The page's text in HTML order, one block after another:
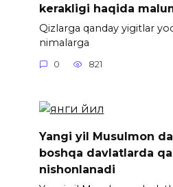
kerakligi haqida
Qizlarga qanday yigitlar
nimalarga
0 821
Yangi yil Musulmon
boshqa davlatlarda
nishonlanadi